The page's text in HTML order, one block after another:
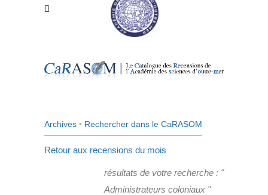
Archives • Rechercher dans le CaRASOM
Retour aux recensions du mois
résultats de votre recherche : "
Administrateurs coloniaux "